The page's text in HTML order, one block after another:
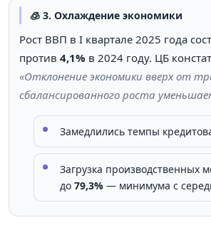
🧊 3. Охлаждение экономики
Рост ВВП в I квартале 2025 года
против 4,1% в 2024 году. ЦБ
«Отклонение экономики вверх от
сбалансированного роста
Замедлились темпы
Загрузка производственных
до 79,3% — минимума с